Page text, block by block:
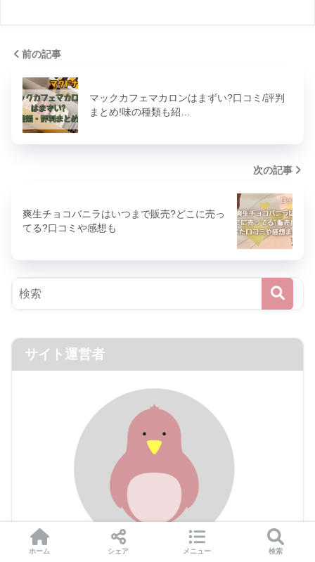
前の記事
マックカフェマカロンはまずい?口コミ/評判
まとめ!味の種類も紹…
次の記事
爽生チョコバニラはいつまで販売?どこに売っ
てる?口コミや感想も
サイト運営者
ホーム シェア メニュー 検索